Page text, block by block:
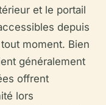
et le portail
depuis
moment. Bien
généralement
offrent
lors